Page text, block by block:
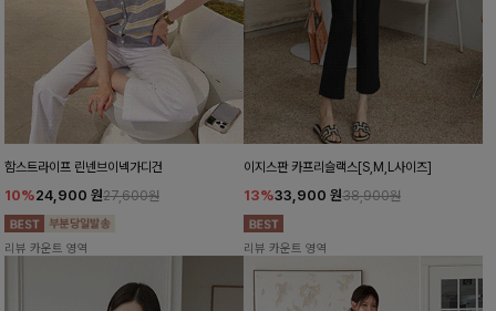
함스트라이프 린넨브이넥가디건
10%24,900 원27,600원
리뷰 카운트 영역
이지스판 카프리슬랙스[S,M,L사이즈]
13%33,900 원38,900원
리뷰 카운트 영역